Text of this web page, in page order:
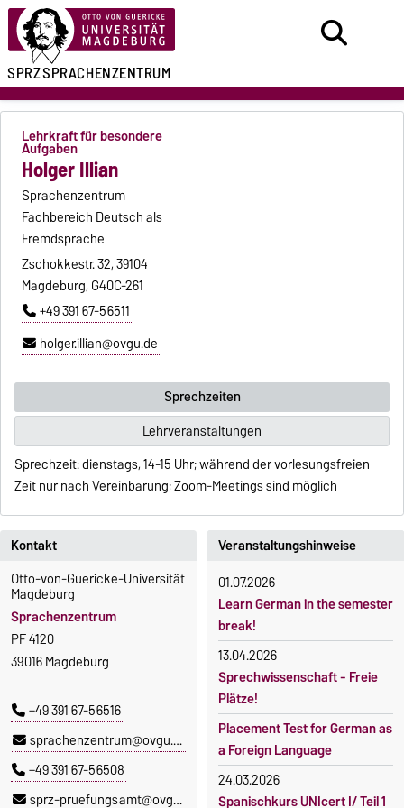
SPRZSPRACHENZENTRUM
Lehrkraft für besondere
Aufgaben
Holger Illian
Sprachenzentrum
Fachbereich Deutsch als
Fremdsprache
Zschokkestr. 32, 39104
Magdeburg, G40C-261
+49 391 67-56511
holger.illian@ovgu.de
Sprechzeiten
Lehrveranstaltungen
Sprechzeit: dienstags, 14-15 Uhr; während der vorlesungsfreien
Zeit nur nach Vereinbarung; Zoom-Meetings sind möglich
Kontakt
Otto-von-Guericke-Universität
Magdeburg
Sprachenzentrum
PF 4120
39016 Magdeburg
+49 391 67-56516
sprachenzentrum@ovgu.de
+49 391 67-56508
sprz-pruefungsamt@ovgu.de
Veranstaltungshinweise
01.07.2026
Learn German in the semester
break!
13.04.2026
Sprechwissenschaft - Freie
Plätze!
Placement Test for German as
a Foreign Language
24.03.2026
Spanischkurs UNIcert I/ Teil 1